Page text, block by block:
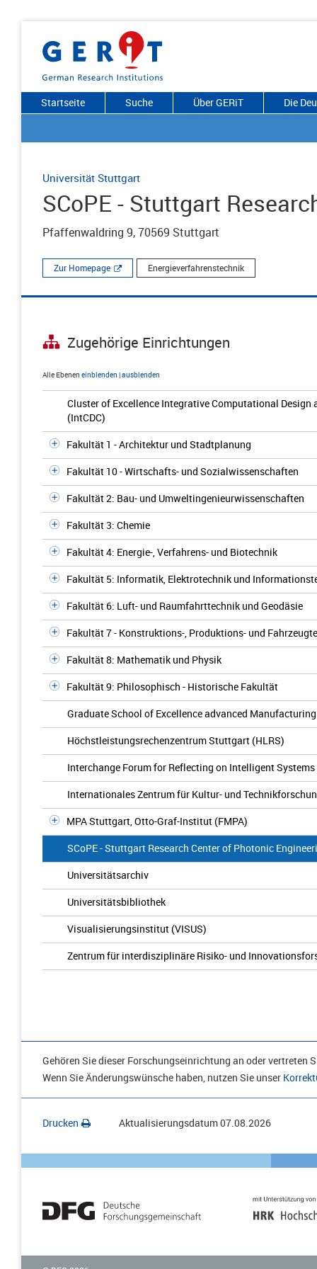
Startseite Suche Über GERiT Die
Universität Stuttgart
SCoPE - Stuttgart
Pfaffenwaldring 9, 70569 Stuttgart
Zur Homepage Energieverfahrenstechnik
Zugehörige Einrichtungen
Alle Ebenen einblenden |ausblenden
Cluster of Excellence Integrative Computational
(IntCDC)
Fakultät 1 - Architektur und Stadtplanung
Fakultät 10 - Wirtschafts- und Sozialwissenschaften
Fakultät 2: Bau- und Umweltingenieurwissenschaften
Fakultät 3: Chemie
Fakultät 4: Energie-, Verfahrens- und Biotechnik
Fakultät 5: Informatik, Elektrotechnik und
Fakultät 6: Luft- und Raumfahrttechnik und Geodäsie
Fakultät 7 - Konstruktions-, Produktions- und
Fakultät 8: Mathematik und Physik
Fakultät 9: Philosophisch - Historische Fakultät
Graduate School of Excellence advanced
Höchstleistungsrechenzentrum Stuttgart (HLRS)
Interchange Forum for Reflecting on Intelligent Systems
Internationales Zentrum für Kultur- und
MPA Stuttgart, Otto-Graf-Institut (FMPA)
SCoPE - Stuttgart Research Center of Photonic
Universitätsarchiv
Universitätsbibliothek
Visualisierungsinstitut (VISUS)
Zentrum für interdisziplinäre Risiko- und
Gehören Sie dieser Forschungseinrichtung an oder vertreten
Wenn Sie Änderungswünsche haben, nutzen Sie unser
Drucken Aktualisierungsdatum07.08.2026